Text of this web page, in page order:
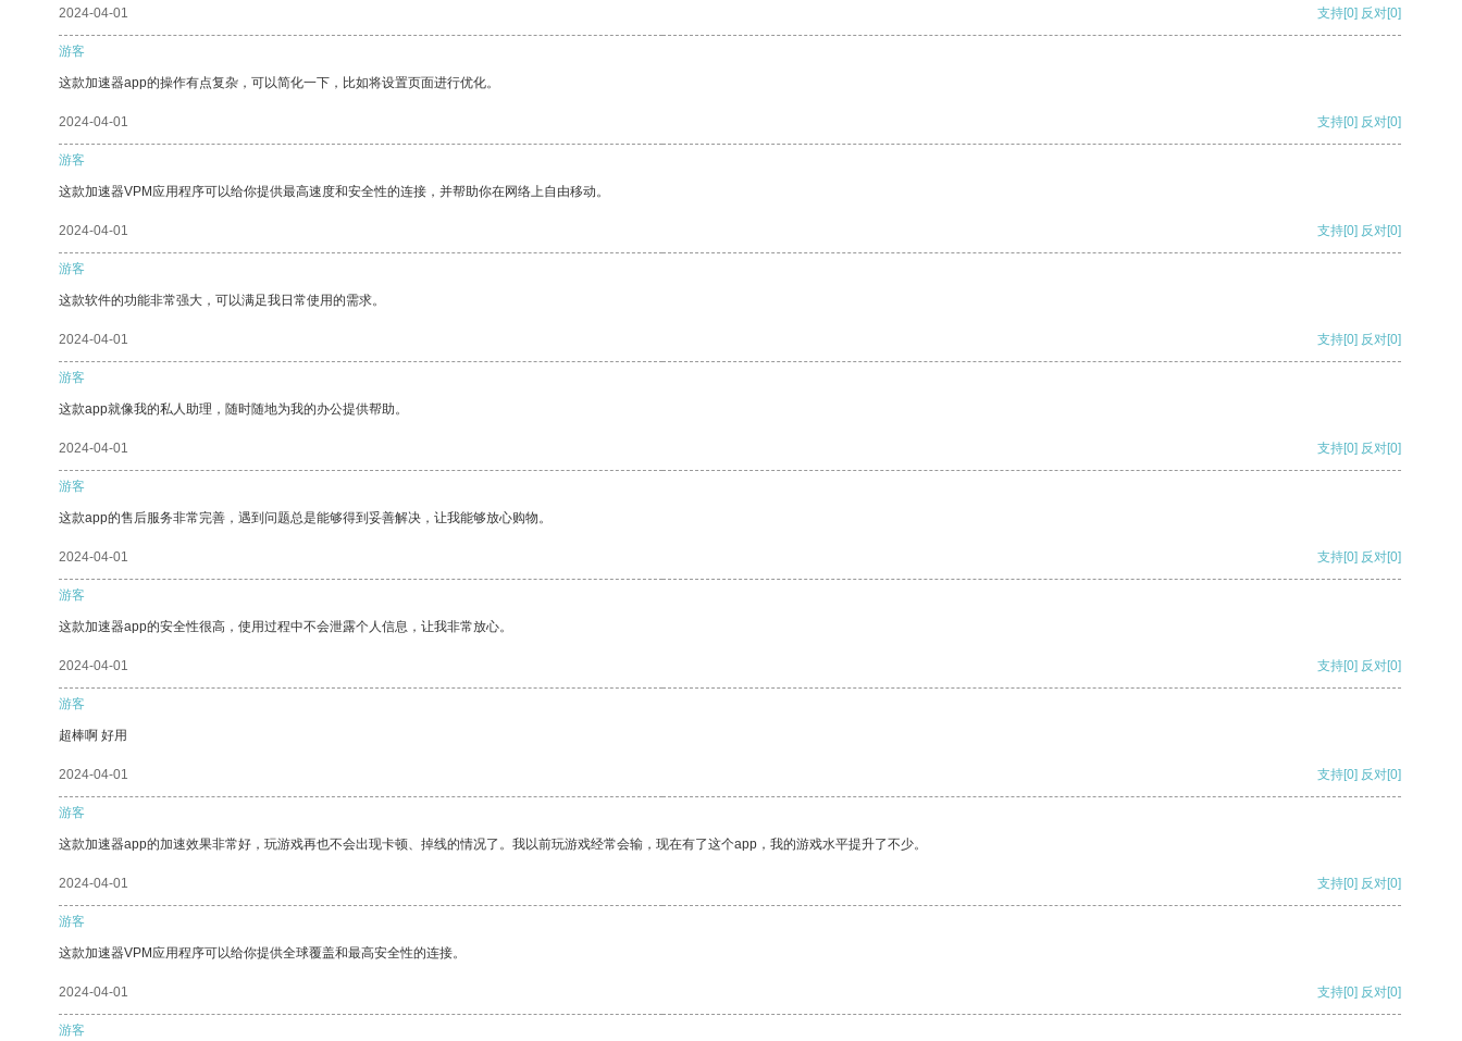
2024-04-01 支持[0] 反对[0]
游客
这款加速器app的操作有点复杂，可以简化一下，比如将设置页面进行优化。
2024-04-01 支持[0] 反对[0]
游客
这款加速器VPM应用程序可以给你提供最高速度和安全性的连接，并帮助你在网络上自由移动。
2024-04-01 支持[0] 反对[0]
游客
这款软件的功能非常强大，可以满足我日常使用的需求。
2024-04-01 支持[0] 反对[0]
游客
这款app就像我的私人助理，随时随地为我的办公提供帮助。
2024-04-01 支持[0] 反对[0]
游客
这款app的售后服务非常完善，遇到问题总是能够得到妥善解决，让我能够放心购物。
2024-04-01 支持[0] 反对[0]
游客
这款加速器app的安全性很高，使用过程中不会泄露个人信息，让我非常放心。
2024-04-01 支持[0] 反对[0]
游客
超棒啊 好用
2024-04-01 支持[0] 反对[0]
游客
这款加速器app的加速效果非常好，玩游戏再也不会出现卡顿、掉线的情况了。我以前玩游戏经常会输，现在有了这个app，我的游戏水平提升了不少。
2024-04-01 支持[0] 反对[0]
游客
这款加速器VPM应用程序可以给你提供全球覆盖和最高安全性的连接。
2024-04-01 支持[0] 反对[0]
游客